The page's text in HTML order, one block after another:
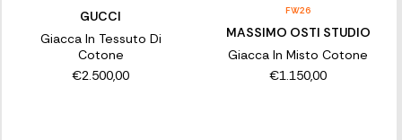
GUCCI
Giacca In Tessuto Di
Cotone
€2.500,00
FW26
MASSIMO OSTI STUDIO
Giacca In Misto Cotone
€1.150,00